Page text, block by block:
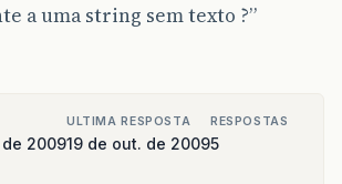
a uma string sem texto ?”
2009
ULTIMA RESPOSTA
19 de out. de 2009
RESPOSTAS
5